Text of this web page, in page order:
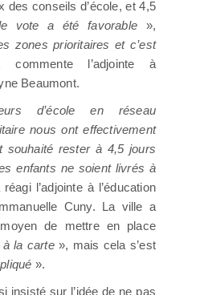
des conseils d’école, et 4,5
vote a été favorable»,
zones prioritaires et c’est
l’adjointe à
Beaumont.
d’école en réseau
nous ont effectivement
souhaité rester à 4,5 jours
enfants ne soient livrés à
l’adjointe à l’éducation
Cuny. La ville a
de mettre en place
à la carte», mais cela s’est
».
insisté sur l’idée de ne pas